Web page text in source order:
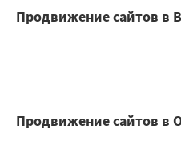
Продвижение сайтов в
Продвижение сайтов в